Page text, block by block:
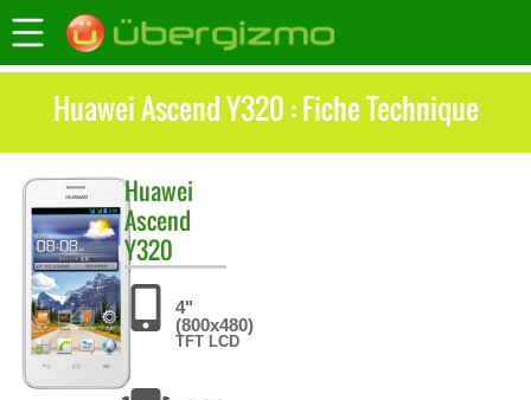
Huawei Ascend Y320 : Fiche Technique
Huawei
Ascend
Y320
4"
(800x480)
TFT LCD